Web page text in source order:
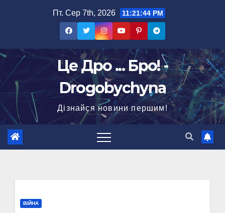
Пт. Сер 7th, 2026 11:21:45 PM
Це Дро ... Бро! -
Drogobychyna
Дізнайся новини першим!
ВІЙНА